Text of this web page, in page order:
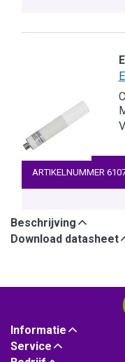
ARTIKELNUMMER
Beschrijving
Download datasheet
Informatie
Service